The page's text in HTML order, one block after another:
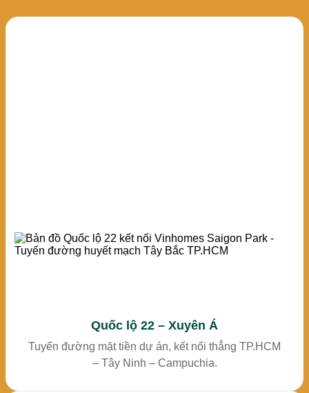
Quốc lộ 22 – Xuyên Á
Tuyến đường mặt tiền dự án, kết nối thẳng TP.HCM
– Tây Ninh – Campuchia.